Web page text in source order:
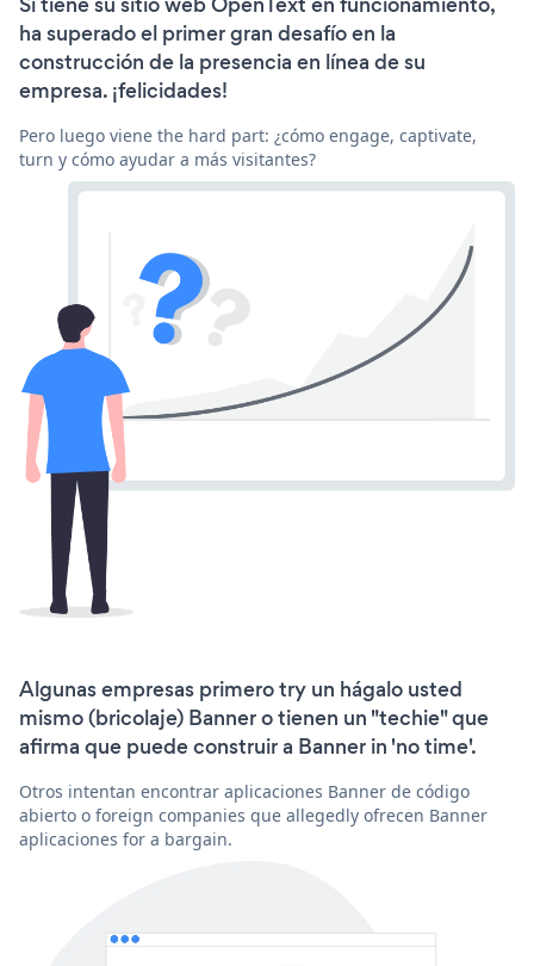
ha superado el primer gran desafío en la
construcción de la presencia en línea de su
empresa. ¡felicidades!
Pero luego viene the hard part: ¿cómo engage, captivate,
turn y cómo ayudar a más visitantes?
Algunas empresas primero try un hágalo usted
mismo (bricolaje) Banner o tienen un "techie" que
afirma que puede construir a Banner in 'no time'.
Otros intentan encontrar aplicaciones Banner de código
abierto o foreign companies que allegedly ofrecen Banner
aplicaciones for a bargain.